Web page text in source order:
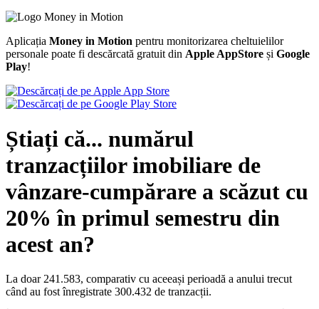
Aplicația Money in Motion pentru monitorizarea cheltuielilor
personale poate fi descărcată gratuit din Apple AppStore și Google
Play!
Știați că... numărul
tranzacțiilor imobiliare de
vânzare-cumpărare a scăzut cu
20% în primul semestru din
acest an?
La doar 241.583, comparativ cu aceeași perioadă a anului trecut
când au fost înregistrate 300.432 de tranzacții.